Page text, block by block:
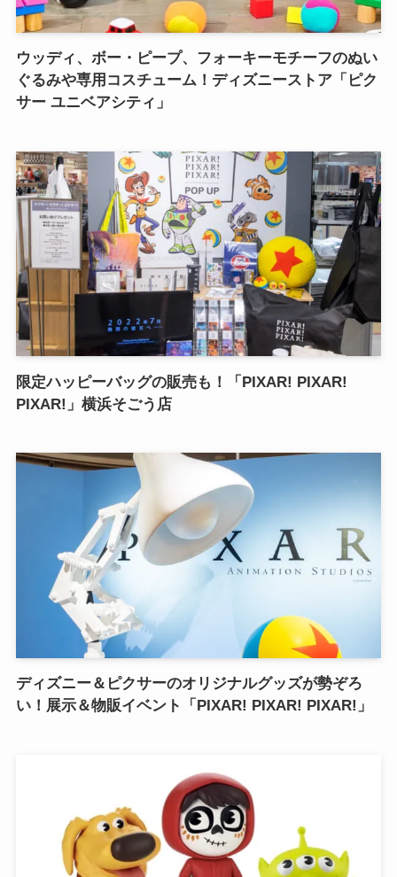
ウッディ、ボー・ピープ、フォーキーモチーフのぬい
ぐるみや専用コスチューム！ディズニーストア「ピク
サー ユニベアシティ」
限定ハッピーバッグの販売も！「PIXAR! PIXAR!
PIXAR!」横浜そごう店
ディズニー＆ピクサーのオリジナルグッズが勢ぞろ
い！展示＆物販イベント「PIXAR! PIXAR! PIXAR!」